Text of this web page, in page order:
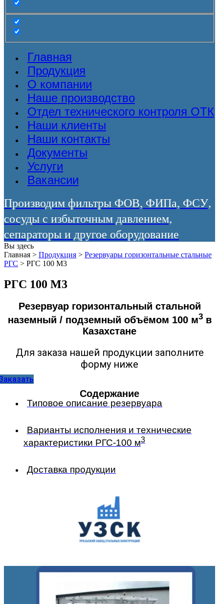
Главная
Продукция
О компании
Наше производство
Отдел технического контроля ОТК
Наши клиенты
Наши контакты
Документы
Услуги
Вакансии
Производим фильтры ФОВ, ФИПа, ФСУ,
сосуды с избыточным давлением,
сепараторы и другое оборудование
Вы здесь
Главная > Продукция > Резервуары горизонтальные стальные
РГС > РГС 100 М3
РГС 100 М3
Резервуар горизонтальный стальной
наземный / подземный объёмом 100 м3в
Казахстане
Для заказа нашей продукции заполните
форму ниже
Содержание
Типовое описание резервуара
Варианты исполнения и технические
характеристики РГС-100 м3
Доставка продукции